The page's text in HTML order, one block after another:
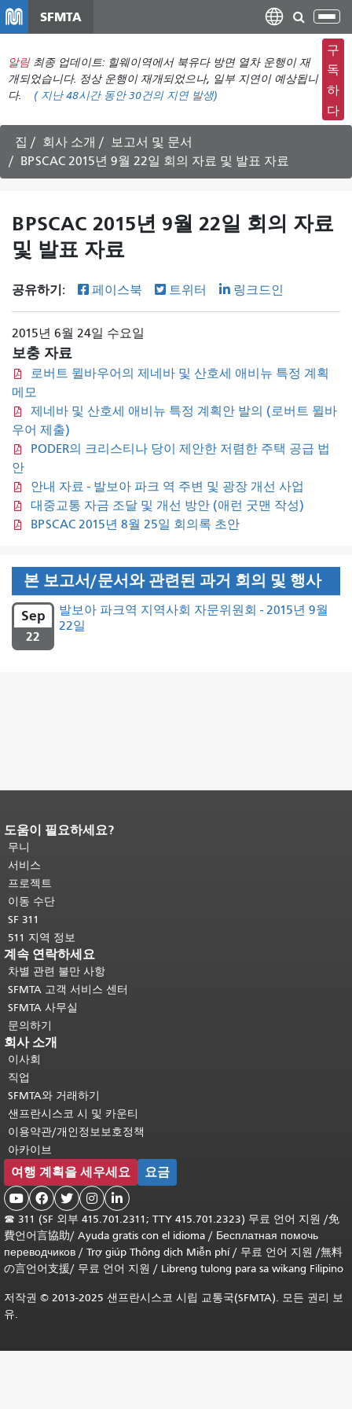
텐
츠
로
건
너
뛰
기
SFMTA
탐
색
메
뉴
전
환
알림 최종 업데이트: 힐웨이역에서 북유다 방면 열차 운행이 재
개되었습니다. 정상 운행이 재개되었으나, 일부 지연이 예상됩니
다.
( 지난 48시간 동안30건의 지연 발생)
구
독
하
다
집 회사 소개
보고서 및 문서
BPSCAC 2015년 9월 22일 회의 자료 및 발표 자료
BPSCAC 2015년 9월 22일 회의 자료
및 발표 자료
공유하기: 페이스북 트위터 링크드인
2015년 6월 24일 수요일
보충 자료
로버트 뮐바우어의 제네바 및 산호세 애비뉴 특정 계획
메모
제네바 및 산호세 애비뉴 특정 계획안 발의 (로버트 뮐바
우어 제출)
PODER의 크리스티나 당이 제안한 저렴한 주택 공급 법
안
안내 자료 - 발보아 파크 역 주변 및 광장 개선 사업
대중교통 자금 조달 및 개선 방안 (애런 굿맨 작성)
BPSCAC 2015년 8월 25일 회의록 초안
본 보고서/문서와 관련된 과거 회의 및 행사
Sep
22
발보아 파크역 지역사회 자문위원회 - 2015년 9월
22일
페이지 내용 끝입니다.이 페이지의 나
머지 내용은 모든 페이지에 반복됩니
다.메인 콘텐츠 상단으로 돌아가려면
여기를 클릭하십시오
도움이 필요하세요?
무니
서비스
프로젝트
이동 수단
SF 311
511 지역 정보
계속 연락하세요
차별 관련 불만 사항
SFMTA 고객 서비스 센터
SFMTA 사무실
문의하기
회사 소개
이사회
직업
SFMTA와 거래하기
샌프란시스코 시 및 카운티
이용약관/개인정보보호정책
아카이브
여행 계획을 세우세요 요금
    
☎ 311 (SF 외부 415.701.2311; TTY 415.701.2323) 무료 언어 지원 /免
費언어言協助/ Ayuda gratis con el idioma / Бесплатная помочь
переводчиков / Trợ giúp Thông dịch Miễn phí/ 무료 언어 지원 /無料
の言언어支援/ 무료 언어 지원 / Libreng tulong para sa wikang Filipino
저작권 © 2013-2025 샌프란시스코 시립 교통국(SFMTA). 모든 권리 보
유.